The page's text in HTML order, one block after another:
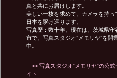
真と共にお届けします。
美しい一枚を求めて、カメラを持っ
日本を駆け巡ります。
写真歴：数十年。現在は、茨城県守
市で、写真スタジオ”メモリヤ”を開
中。
>> 写真スタジオ”メモリヤ”の公式
イト